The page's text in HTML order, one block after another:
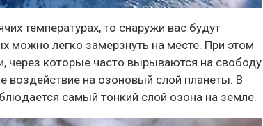
температурах, то снаружи вас будут
можно легко замерзнуть на месте. При этом
которые часто вырываются на свободу
воздействие на озоновый слой планеты. В
самый тонкий слой озона на земле.